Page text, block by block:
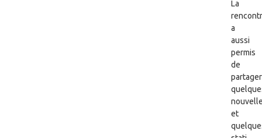
La
a
aussi
permis
de
partager
et